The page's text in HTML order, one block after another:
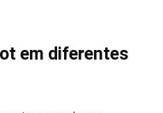
em diferentes